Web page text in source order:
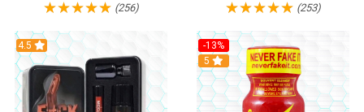
(256) (253)
4.5
-13%
Hot
5